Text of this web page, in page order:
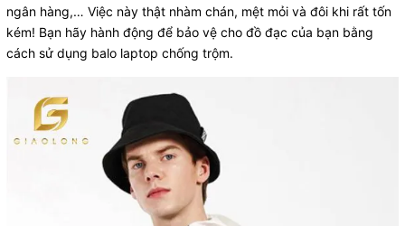
ngân hàng,… Việc này thật nhàm chán, mệt mỏi và đôi khi rất tốn
kém! Bạn hãy hành động để bảo vệ cho đồ đạc của bạn bằng
cách sử dụng balo laptop chống trộm.